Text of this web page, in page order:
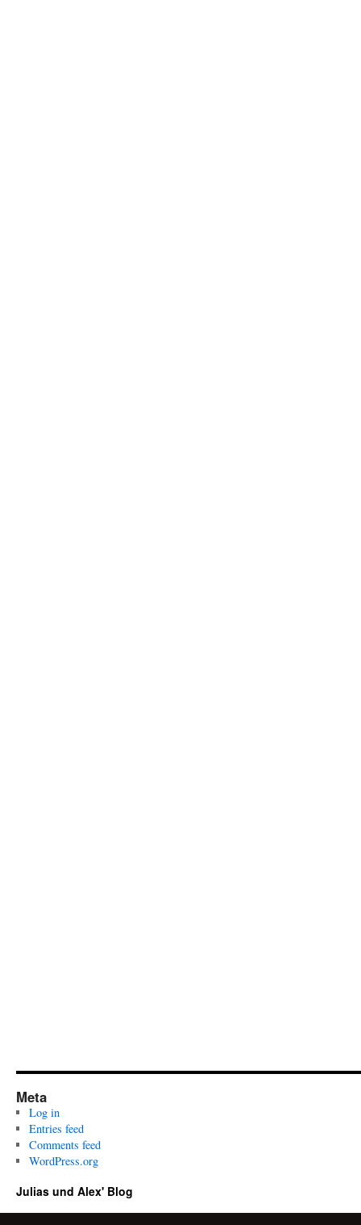
Meta
Log in
Entries feed
Comments feed
WordPress.org
Julias und Alex' Blog